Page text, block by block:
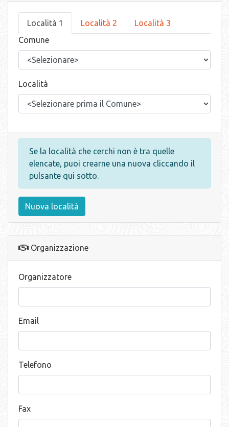
Località 1 Località 2
Località 3
Comune
Località
Se la località che cerchi non è tra quelle
elencate, puoi crearne una nuova cliccando il
pulsante qui sotto.
Nuova località
Organizzazione
Organizzatore
Email
Telefono
Fax